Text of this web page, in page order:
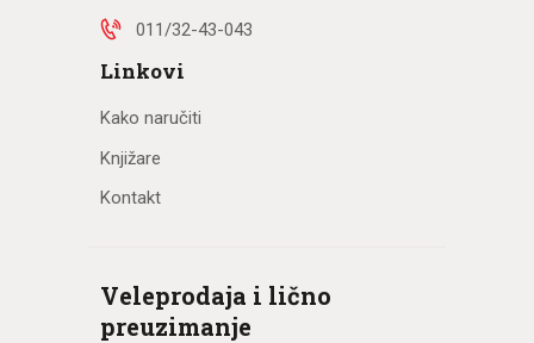
011/32-43-043
Linkovi
Kako naručiti
Knjižare
Kontakt
Veleprodaja i lično
preuzimanje